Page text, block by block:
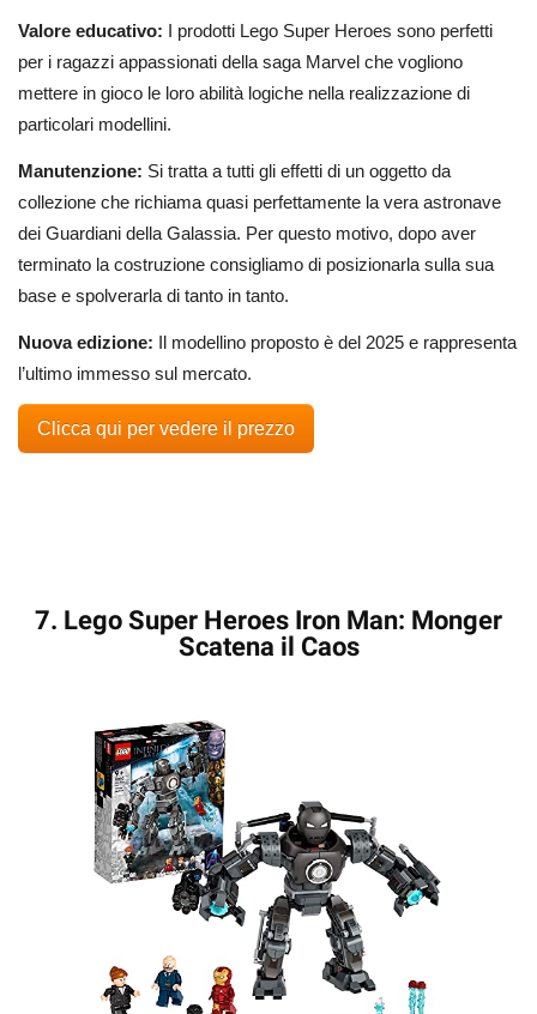
Valore educativo: I prodotti Lego Super Heroes sono perfetti
per i ragazzi appassionati della saga Marvel che vogliono
mettere in gioco le loro abilità logiche nella realizzazione di
particolari modellini.
Manutenzione: Si tratta a tutti gli effetti di un oggetto da
collezione che richiama quasi perfettamente la vera astronave
dei Guardiani della Galassia. Per questo motivo, dopo aver
terminato la costruzione consigliamo di posizionarla sulla sua
base e spolverarla di tanto in tanto.
Nuova edizione: Il modellino proposto è del 2025 e rappresenta
l’ultimo immesso sul mercato.
Clicca qui per vedere il prezzo
7. Lego Super Heroes Iron Man: Monger
Scatena il Caos